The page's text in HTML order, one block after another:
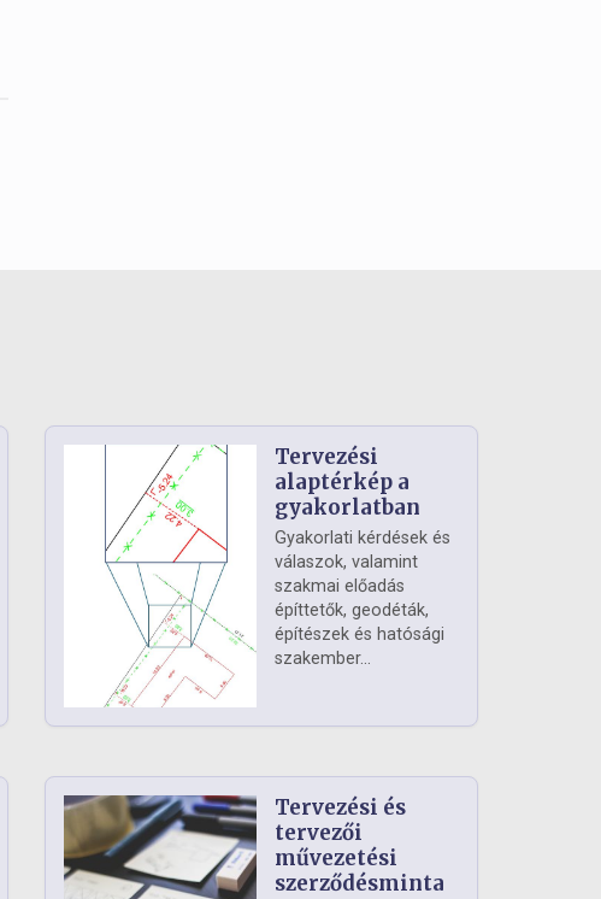
Tervezési
alaptérkép a
gyakorlatban
Gyakorlati kérdések és
válaszok, valamint
szakmai előadás
építtetők, geodéták,
építészek és hatósági
szakember...
Tervezési és
tervezői
művezetési
szerződésminta